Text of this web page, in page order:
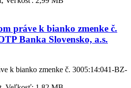
práve k bianko zmenke č.
Banka Slovensko, a.s.
k bianko zmenke č. 3005:14:041-BZ-